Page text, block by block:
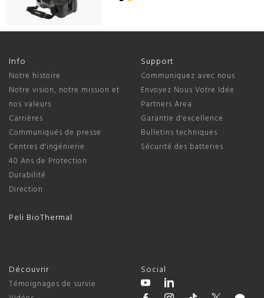
Info
Notre histoire
Notre vision, notre mission et
nos valeurs
Carrières
Communiqués de presse
Centres d'ingénierie
40 Ans de Protection
Durabilité
Direction
Peli BioThermal
Support
Communiquez avec nous
Envoyez Nous Votre Idée
Partners Area
Garantie d'excellence
Bulletins techniques
Sécurité des batteries
Découvrir
Témoignages de survie
Social